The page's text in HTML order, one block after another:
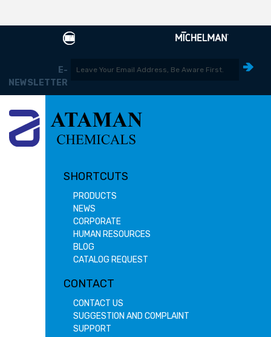
E-
NEWSLETTER
SHORTCUTS
PRODUCTS
NEWS
CORPORATE
HUMAN RESOURCES
BLOG
CATALOG REQUEST
CONTACT
CONTACT US
SUGGESTION AND COMPLAINT
SUPPORT